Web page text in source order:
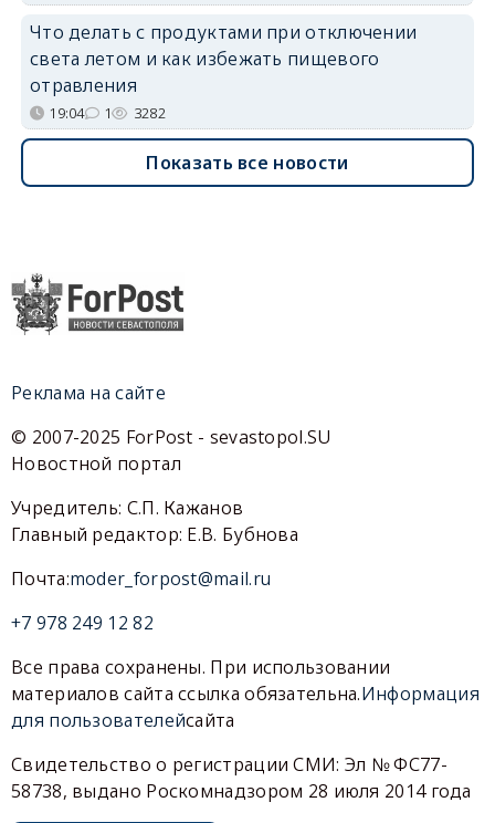
Что делать с продуктами при отключении
света летом и как избежать пищевого
отравления
19:04 1 3282
Показать все новости
Реклама на сайте
© 2007-2025 ForPost - sevastopol.SU
Новостной портал
Учредитель: С.П. Кажанов
Главный редактор: Е.В. Бубнова
Почта:moder_forpost@mail.ru
+7 978 249 12 82
Все права сохранены. При использовании
материалов сайта ссылка обязательна.Информация
для пользователейсайта
Свидетельство о регистрации СМИ: Эл № ФС77-
58738, выдано Роскомнадзором 28 июля 2014 года